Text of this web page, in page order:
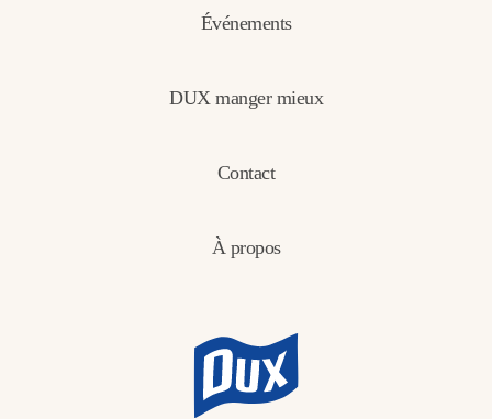
Événements
DUX manger mieux
Contact
À propos